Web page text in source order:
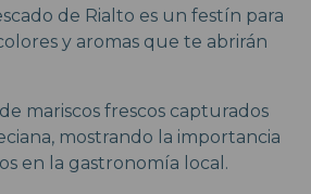
de Rialto es un festín para
y aromas que te abrirán
mariscos frescos capturados
mostrando la importancia
en la gastronomía local.